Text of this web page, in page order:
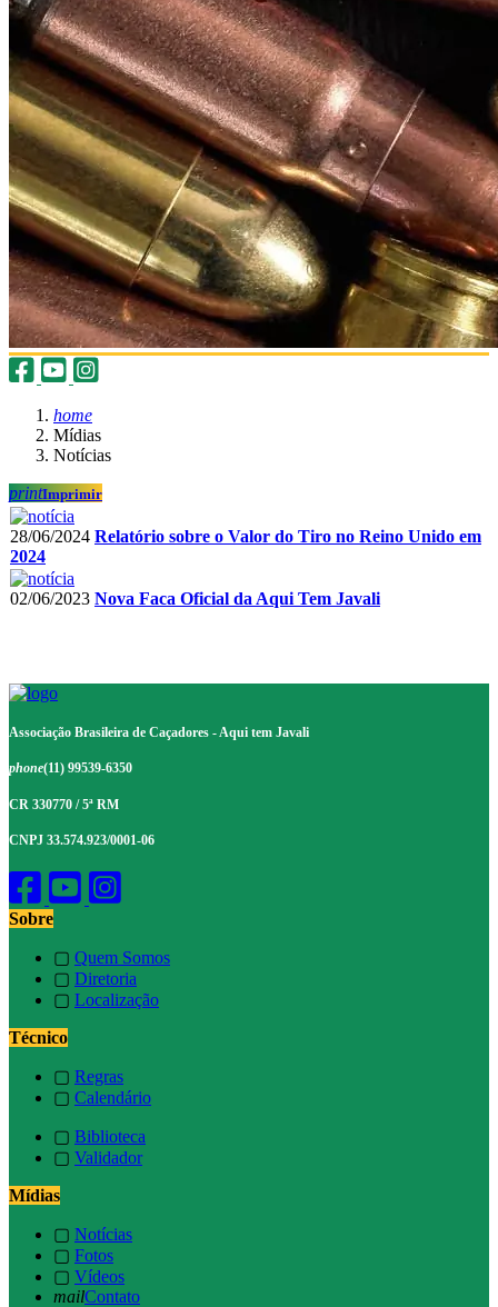
home
Mídias
Notícias
printImprimir
28/06/2024 Relatório sobre o Valor do Tiro no Reino Unido em
2024
02/06/2023 Nova Faca Oficial da Aqui Tem Javali
Associação Brasileira de Caçadores - Aqui tem Javali
phone(11) 99539-6350
CR 330770 / 5ª RM
CNPJ 33.574.923/0001-06
Sobre
▢ Quem Somos
▢ Diretoria
▢ Localização
Técnico
▢ Regras
▢ Calendário
▢ Biblioteca
▢ Validador
Mídias
▢ Notícias
▢ Fotos
▢ Vídeos
mailContato